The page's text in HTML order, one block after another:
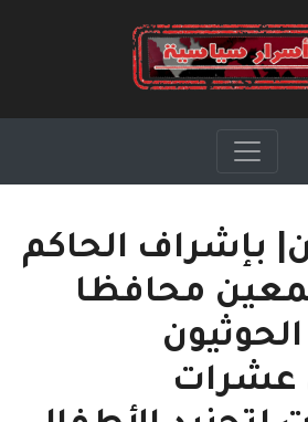
بإشراف الحاكم
محافظا
عشرات